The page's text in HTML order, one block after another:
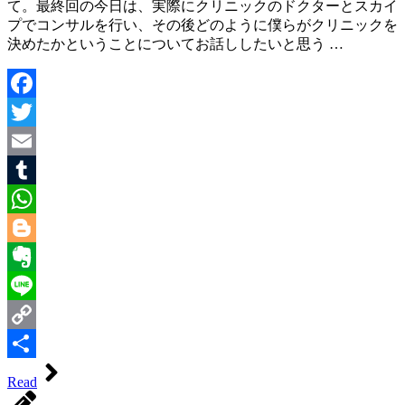
て。最終回の今日は、実際にクリニックのドクターとスカイ
プでコンサルを行い、その後どのように僕らがクリニックを
決めたかということについてお話ししたいと思う …
Facebook
Twitter
Email
Tumblr
WhatsApp
Blogger
Evernote
Line
Copy
有
Read